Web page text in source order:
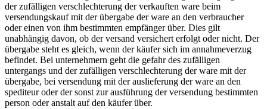
der zufälligen verschlechterung der verkauften ware beim
versendungskauf mit der übergabe der ware an den verbraucher
oder einen von ihm bestimmten empfänger über. Dies gilt
unabhängig davon, ob der versand versichert erfolgt oder nicht. Der
übergabe steht es gleich, wenn der käufer sich im annahmeverzug
befindet. Bei unternehmern geht die gefahr des zufälligen
untergangs und der zufälligen verschlechterung der ware mit der
übergabe, bei versendung mit der auslieferung der ware an den
spediteur oder der sonst zur ausführung der versendung bestimmten
person oder anstalt auf den käufer über.